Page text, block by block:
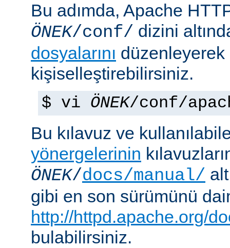
Bu adımda, Apache
ÖNEK/conf/ dizini
dosyalarını düzenleyerek
kişiselleştirebilirsiniz.
$ vi ÖNEK/conf/
Bu kılavuz ve
yönergelerinin
ÖNEK/docs/manual/
gibi en son sürümünü
http://httpd.apache.org/
bulabilirsiniz.